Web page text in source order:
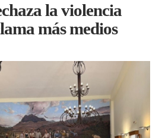
la violencia
más medios